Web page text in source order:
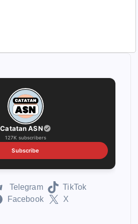
Catatan ASN
127K subscribers
Subscribe
Telegram
TikTok
Facebook X